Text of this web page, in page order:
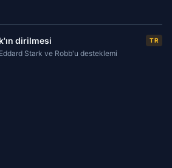
derecede etkileyecek değişiklikleri
dirilmesi TR
Stark ve Robb'u desteklemi